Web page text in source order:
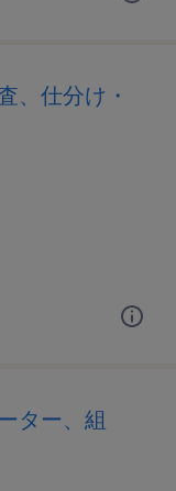
、仕分け・
ター、組